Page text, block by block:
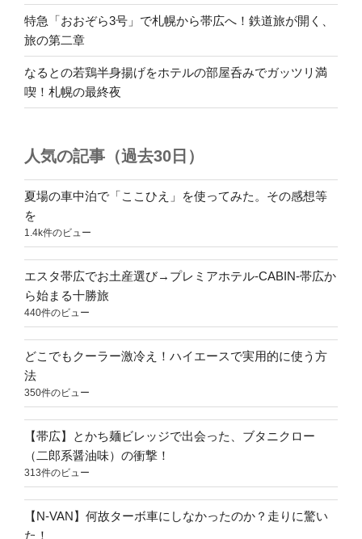
特急「おおぞら3号」で札幌から帯広へ！鉄道旅が開く、
旅の第二章
なるとの若鶏半身揚げをホテルの部屋呑みでガッツリ満
喫！札幌の最終夜
人気の記事（過去30日）
夏場の車中泊で「ここひえ」を使ってみた。その感想等
を
1.4k件のビュー
エスタ帯広でお土産選び→プレミアホテル-CABIN-帯広か
ら始まる十勝旅
440件のビュー
どこでもクーラー激冷え！ハイエースで実用的に使う方
法
350件のビュー
【帯広】とかち麺ビレッジで出会った、ブタニクロー
（二郎系醤油味）の衝撃！
313件のビュー
【N-VAN】何故ターボ車にしなかったのか？走りに驚い
た！